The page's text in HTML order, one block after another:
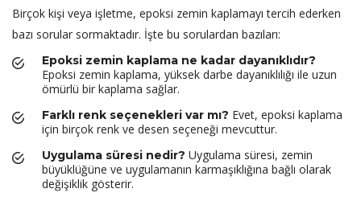
Birçok kişi veya işletme, epoksi zemin kaplamayı tercih ederken
bazı sorular sormaktadır. İşte bu sorulardan bazıları:
Epoksi zemin kaplama ne kadar dayanıklıdır?
Epoksi zemin kaplama, yüksek darbe dayanıklılığı ile uzun
ömürlü bir kaplama sağlar.
Farklı renk seçenekleri var mı? Evet, epoksi kaplama
için birçok renk ve desen seçeneği mevcuttur.
Uygulama süresi nedir? Uygulama süresi, zemin
büyüklüğüne ve uygulamanın karmaşıklığına bağlı olarak
değişiklik gösterir.